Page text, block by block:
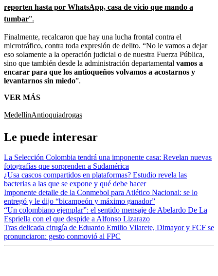
reporten hasta por WhatsApp, casa de vicio que mando a
tumbar”.
Finalmente, recalcaron que hay una lucha frontal contra el
microtráfico, contra toda expresión de delito. “No le vamos a dejar
eso solamente a la operación judicial o de nuestra Fuerza Pública,
sino que también desde la administración departamental vamos a
encarar para que los antioqueños volvamos a acostarnos y
levantarnos sin miedo”.
VER MÁS
MedellínAntioquiadrogas
Le puede interesar
La Selección Colombia tendrá una imponente casa: Revelan nuevas
fotografías que sorprenden a Sudamérica
¿Usa cascos compartidos en plataformas? Estudio revela las
bacterias a las que se expone y qué debe hacer
Imponente detalle de la Conmebol para Atlético Nacional: se lo
entregó y le dijo “bicampeón y máximo ganador”
“Un colombiano ejemplar”: el sentido mensaje de Abelardo De La
Espriella con el que despide a Alfonso Lizarazo
Tras delicada cirugía de Eduardo Emilio Vilarete, Dimayor y FCF se
pronunciaron: gesto conmovió al FPC